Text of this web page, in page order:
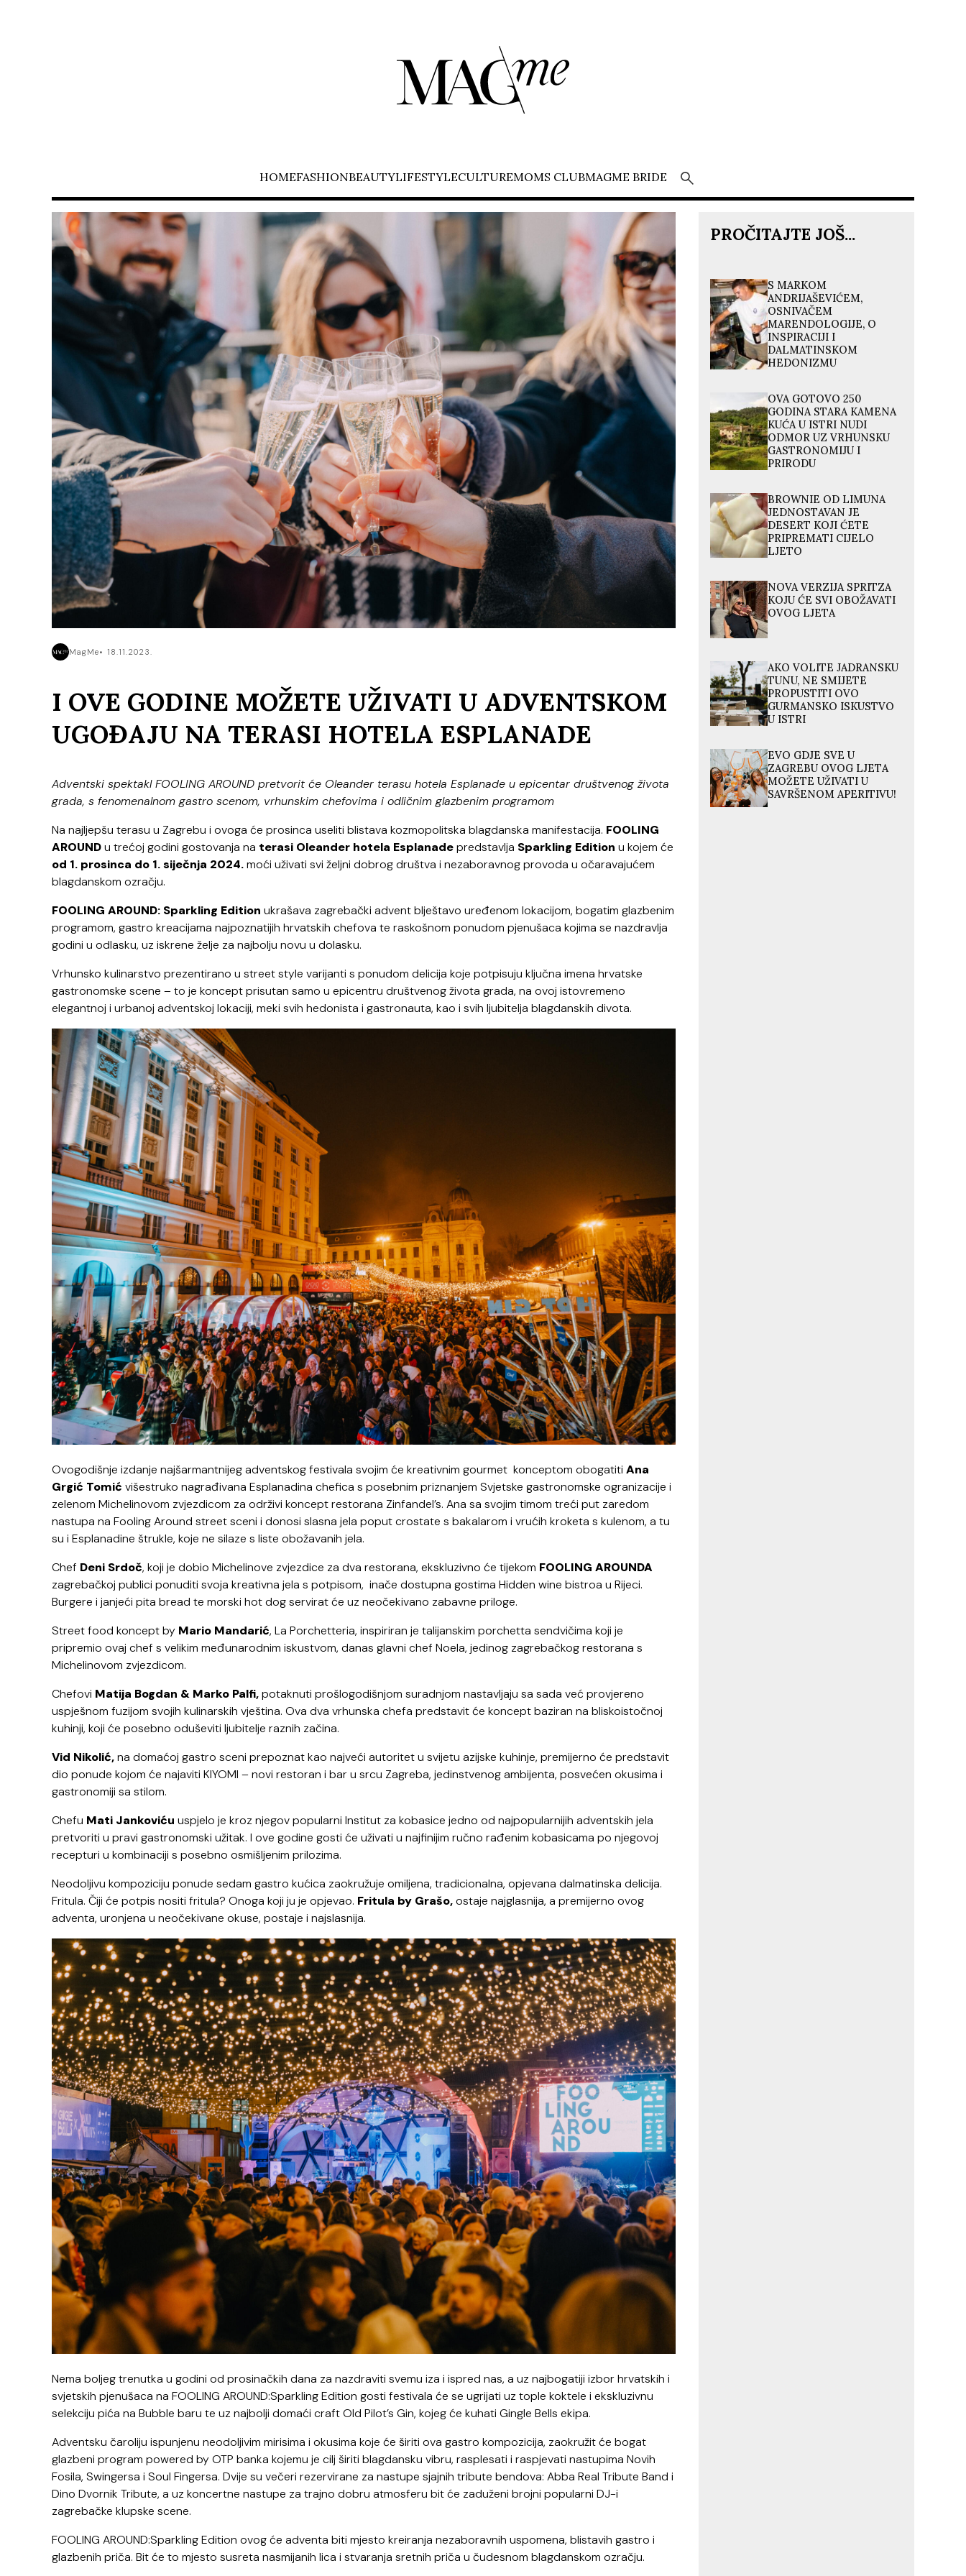
HOMEFASHIONBEAUTYLIFESTYLECULTUREMOMS CLUBMAGME BRIDE
MagMe 18.11.2023.
I OVE GODINE MOŽETE UŽIVATI U ADVENTSKOM
UGOĐAJU NA TERASI HOTELA ESPLANADE
Adventski spektakl FOOLING AROUND pretvorit će Oleander terasu hotela Esplanade u epicentar društvenog života
grada, s fenomenalnom gastro scenom, vrhunskim chefovima i odličnim glazbenim programom
Na najljepšu terasu u Zagrebu i ovoga će prosinca useliti blistava kozmopolitska blagdanska manifestacija. FOOLING
AROUNDu trećoj godini gostovanja na terasi Oleander hotela Esplanadepredstavlja Sparkling Edition u kojem će
od 1. prosinca do 1. siječnja 2024.moći uživati svi željni dobrog društva i nezaboravnog provoda u očaravajućem
blagdanskom ozračju.
FOOLING AROUND: Sparkling Edition ukrašava zagrebački advent blještavo uređenom lokacijom, bogatim glazbenim
programom, gastro kreacijama najpoznatijih hrvatskih chefova te raskošnom ponudom pjenušaca kojima se nazdravlja
godini u odlasku, uz iskrene želje za najbolju novu u dolasku.
Vrhunsko kulinarstvo prezentirano u street style varijanti s ponudom delicija koje potpisuju ključna imena hrvatske
gastronomske scene – to je koncept prisutan samo u epicentru društvenog života grada, na ovoj istovremeno
elegantnoj i urbanoj adventskoj lokaciji, meki svih hedonista i gastronauta, kao i svih ljubitelja blagdanskih divota.
Ovogodišnje izdanje najšarmantnijeg adventskog festivala svojim će kreativnim gourmet konceptom obogatiti Ana
Grgić Tomić višestruko nagrađivana Esplanadina chefica s posebnim priznanjem Svjetske gastronomske ogranizacije i
zelenom Michelinovom zvjezdicom za održivi koncept restorana Zinfandel’s. Ana sa svojim timom treći put zaredom
nastupa na Fooling Around streetsceni i donosi slasna jela poput crostate s bakalarom i vrućih kroketa s kulenom, a tu
su i Esplanadine štrukle, koje ne silaze s liste obožavanih jela.
Chef Deni Srdoč, koji je dobio Michelinove zvjezdice za dva restorana, ekskluzivno će tijekom FOOLING AROUNDA
zagrebačkoj publici ponuditi svoja kreativna jela s potpisom, inače dostupna gostima Hidden wine bistroa u Rijeci.
Burgere i janjeći pita bread te morski hot dog servirat će uz neočekivano zabavne priloge.
Street food koncept by Mario Mandarić, La Porchetteria, inspiriran je talijanskim porchetta sendvičima koji je
pripremio ovaj chef s velikim međunarodnim iskustvom, danas glavni chef Noela, jedinog zagrebačkog restorana s
Michelinovom zvjezdicom.
Chefovi Matija Bogdan & Marko Palfi,potaknuti prošlogodišnjom suradnjom nastavljaju sa sada već provjereno
uspješnom fuzijom svojih kulinarskih vještina. Ova dva vrhunska chefa predstavit će koncept baziran na bliskoistočnoj
kuhinji, koji će posebno oduševiti ljubitelje raznih začina.
Vid Nikolić,na domaćoj gastro sceni prepoznat kao najveći autoritet u svijetu azijske kuhinje, premijerno će predstavit
dio ponude kojom će najaviti KIYOMI – novi restoran i bar u srcu Zagreba, jedinstvenog ambijenta, posvećen okusima i
gastronomiji sa stilom.
Chefu Mati Jankoviću uspjelo je kroz njegov popularni Institut za kobasice jedno od najpopularnijih adventskih jela
pretvoriti u pravi gastronomski užitak. I ove godine gosti će uživati u najfinijim ručno rađenim kobasicama po njegovoj
recepturi u kombinaciji s posebno osmišljenim prilozima.
Neodoljivu kompoziciju ponude sedam gastro kućica zaokružuje omiljena, tradicionalna, opjevana dalmatinska delicija.
Fritula. Čiji će potpis nositi fritula? Onoga koji ju je opjevao. Fritula by Grašo,ostaje najglasnija, a premijerno ovog
adventa, uronjena u neočekivane okuse, postaje i najslasnija.
Nema boljeg trenutka u godini od prosinačkih dana za nazdraviti svemu iza i ispred nas, a uz najbogatiji izbor hrvatskih i
svjetskih pjenušaca na FOOLING AROUND:Sparkling Edition gosti festivala će se ugrijati uz tople koktele i ekskluzivnu
selekciju pića na Bubble baru te uz najbolji domaći craft Old Pilot’s Gin, kojeg će kuhati Gingle Bells ekipa.
Adventsku čaroliju ispunjenu neodoljivim mirisima i okusima koje će širiti ova gastro kompozicija, zaokružit će bogat
glazbeni program powered by OTP banka kojemu je cilj širiti blagdansku vibru, rasplesati i raspjevati nastupima Novih
Fosila, Swingersa i Soul Fingersa. Dvije su večeri rezervirane za nastupe sjajnih tribute bendova: Abba Real Tribute Band i
Dino Dvornik Tribute, a uz koncertne nastupe za trajno dobru atmosferu bit će zaduženi brojni popularni DJ-i
zagrebačke klupske scene.
FOOLING AROUND:Sparkling Edition ovog će adventa biti mjesto kreiranja nezaboravnih uspomena, blistavih gastro i
glazbenih priča. Bit će to mjesto susreta nasmijanih lica i stvaranja sretnih priča u čudesnom blagdanskom ozračju.
PROČITAJTE JOŠ...
S MARKOM
ANDRIJAŠEVIĆEM,
OSNIVAČEM
MARENDOLOGIJE, O
INSPIRACIJI I
DALMATINSKOM
HEDONIZMU
OVA GOTOVO 250
GODINA STARA KAMENA
KUĆA U ISTRI NUDI
ODMOR UZ VRHUNSKU
GASTRONOMIJU I
PRIRODU
BROWNIE OD LIMUNA
JEDNOSTAVAN JE
DESERT KOJI ĆETE
PRIPREMATI CIJELO
LJETO
NOVA VERZIJA SPRITZA
KOJU ĆE SVI OBOŽAVATI
OVOG LJETA
AKO VOLITE JADRANSKU
TUNU, NE SMIJETE
PROPUSTITI OVO
GURMANSKO ISKUSTVO
U ISTRI
EVO GDJE SVE U
ZAGREBU OVOG LJETA
MOŽETE UŽIVATI U
SAVRŠENOM APERITIVU!